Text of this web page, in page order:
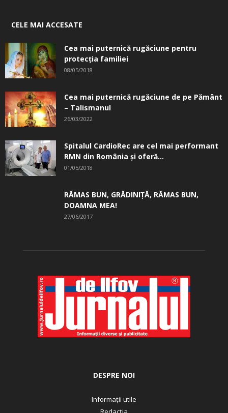
CELE MAI ACCESATE
Cea mai puternică rugăciune pentru
protecția familiei
08/05/2018
Cea mai puternică rugăciune de pe Pământ
– Talismanul
26/03/2022
Spitalul CardioRec are cel mai performant
RMN din România și oferă...
01/05/2018
RĂMAS BUN, GRĂDINIŢĂ, ­RĂMAS BUN,
DOAMNA MEA!
27/06/2017
DESPRE NOI
Informații utile